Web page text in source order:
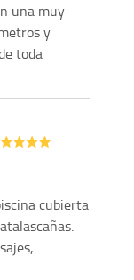
una muy
y
toda
cubierta